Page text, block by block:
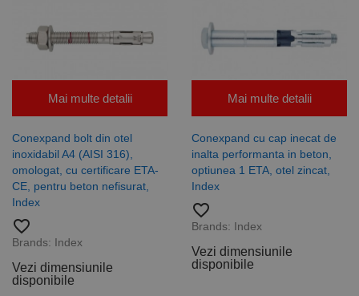
Mai multe detalii
Conexpand bolt din otel
inoxidabil A4 (AISI 316),
omologat, cu certificare ETA-
CE, pentru beton nefisurat,
Index
favorite_border
Brands: Index
Vezi dimensiunile
disponibile
Mai multe detalii
Conexpand cu cap inecat de
inalta performanta in beton,
optiunea 1 ETA, otel zincat,
Index
favorite_border
Brands: Index
Vezi dimensiunile
disponibile